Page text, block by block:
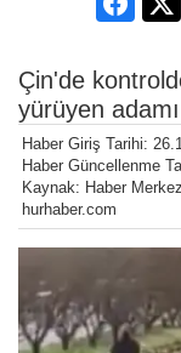
Çin'de
yürüyen
Haber Giriş Tarihi:
Haber Güncellenme
Kaynak: Haber
hurhaber.com